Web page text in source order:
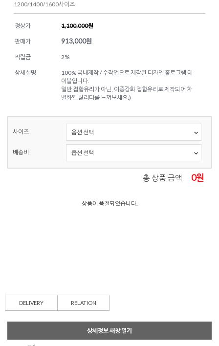
1200/1400/1600사이즈
정상가 1,100,000원
판매가 913,000원
적립금 2%
상세설명
100% 국내제작 / 수작업으로 제작된 디자인 홀로그램 테
이블입니다.
일반 접합유리가 아닌, 이중강화 접합유리로 제작되어 차
별화된 퀄리티를 느껴보세요:)
사이즈
배송비
총 상품 금액 0원
상품이 품절되었습니다.
DELIVERY RELATION
상세정보 새창 열기